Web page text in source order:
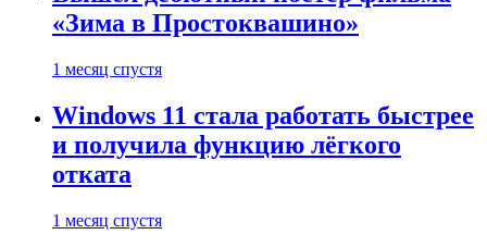
«Зима в Простоквашино»
1 месяц спустя
Windows 11 стала работать быстрее
и получила функцию лёгкого
отката
1 месяц спустя